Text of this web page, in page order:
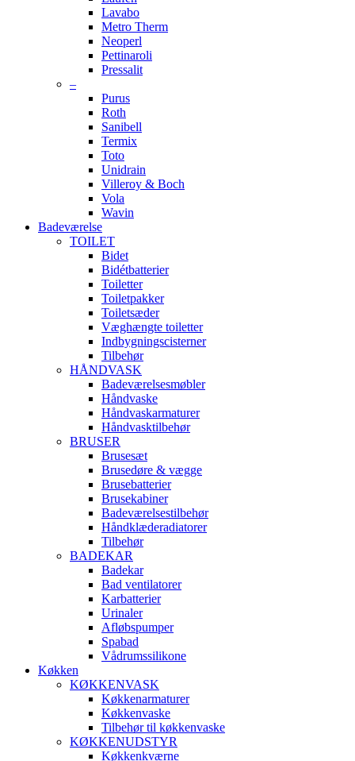
Lavabo
Metro Therm
Neoperl
Pettinaroli
Pressalit
–
Purus
Roth
Sanibell
Termix
Toto
Unidrain
Villeroy & Boch
Vola
Wavin
Badeværelse
TOILET
Bidet
Bidétbatterier
Toiletter
Toiletpakker
Toiletsæder
Væghængte toiletter
Indbygningscisterner
Tilbehør
HÅNDVASK
Badeværelsesmøbler
Håndvaske
Håndvaskarmaturer
Håndvasktilbehør
BRUSER
Brusesæt
Brusedøre & vægge
Brusebatterier
Brusekabiner
Badeværelsestilbehør
Håndklæderadiatorer
Tilbehør
BADEKAR
Badekar
Bad ventilatorer
Karbatterier
Urinaler
Afløbspumper
Spabad
Vådrumssilikone
Køkken
KØKKENVASK
Køkkenarmaturer
Køkkenvaske
Tilbehør til køkkenvaske
KØKKENUDSTYR
Køkkenkværne